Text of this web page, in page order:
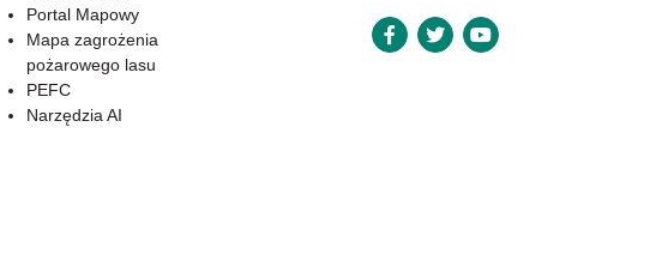
Portal Mapowy
Mapa zagrożenia
pożarowego lasu
PEFC
Narzędzia AI